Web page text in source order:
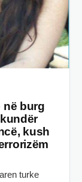
në burg
kush
turke